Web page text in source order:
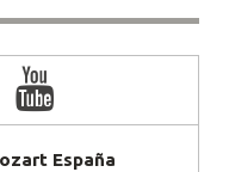
España